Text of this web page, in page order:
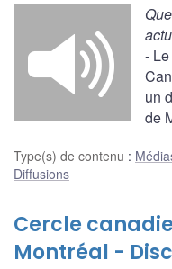
-
un
de
Type(s) de contenu :
Diffusions
Cercle
Montréal -